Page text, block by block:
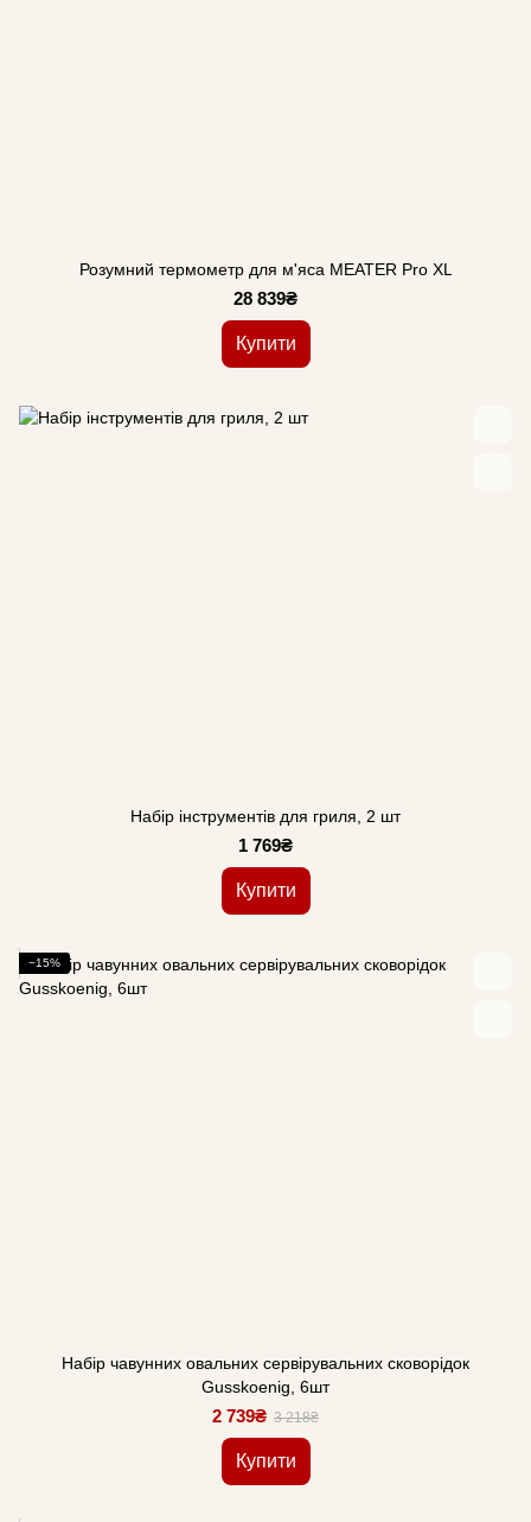
Розумний термометр для м'яса MEATER Pro XL
28 839₴
Купити
Набір інструментів для гриля, 2 шт
1 769₴
Купити
−15%
Набір чавунних овальних сервірувальних сковорідок
Gusskoenig, 6шт
2 739₴ 3 218₴
Купити